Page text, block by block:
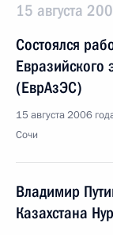
15 августа
Состоялся
Евразийского
(ЕврАзЭС)
15 августа 2006
Сочи
Владимир
Казахстана